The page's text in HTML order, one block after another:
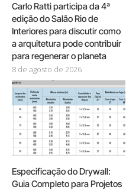
Carlo Ratti participa da 4ª
edição do Salão Rio de
Interiores para discutir como
a arquitetura pode contribuir
para regenerar o planeta
8 de agosto de 2026
Especificação do Drywall:
Guia Completo para Projetos